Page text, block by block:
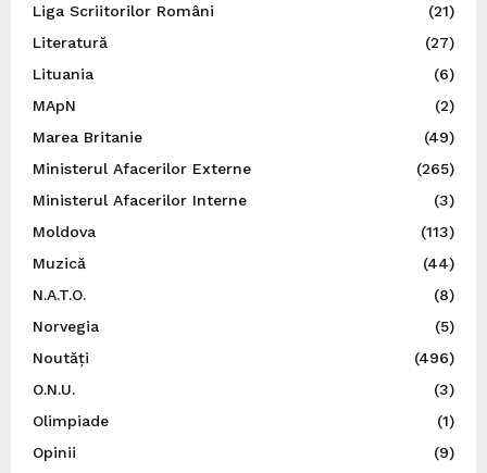
Liga Scriitorilor Români
(21)
Literatură
(27)
Lituania
(6)
MApN
(2)
Marea Britanie
(49)
Ministerul Afacerilor Externe
(265)
Ministerul Afacerilor Interne
(3)
Moldova
(113)
Muzică
(44)
N.A.T.O.
(8)
Norvegia
(5)
Noutăți
(496)
O.N.U.
(3)
Olimpiade
(1)
Opinii
(9)